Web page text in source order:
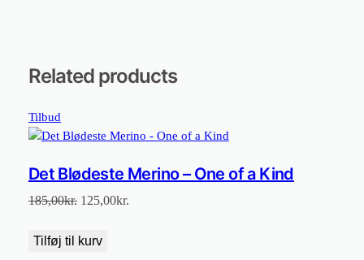
Related products
TilbudVare
på
Det Blødeste Merino – One of a Kind
185,00kr. Den
pris
125,00kr.Den
Tilføj til kurv